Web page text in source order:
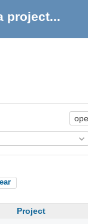
project...
Project